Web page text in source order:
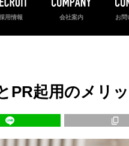
用情報 会社案内 お問
PR起用のメリ